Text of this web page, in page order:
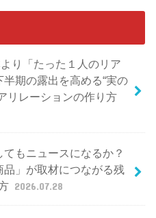
り「たった１人のリア
半期の露出を高める“実の
リレーションの作り方
もニュースになるか？
品」が取材につながる残
2026.07.28